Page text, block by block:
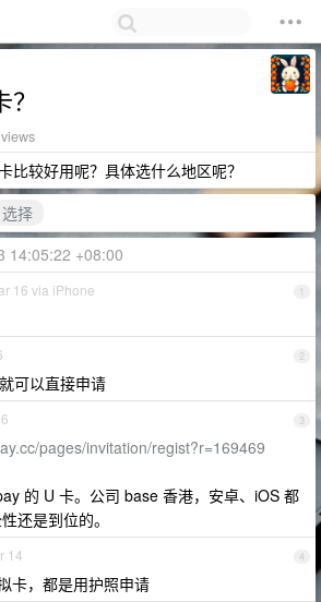
比较好用呢？具体选什么地区呢？
选择
14:05:22 +08:00
1
16 via iPhone
2
可以直接申请
3
pages/invitation/regist?r=169469
的 U 卡。公司 base 香港，安卓、iOS 都
还是到位的。
4
14
卡，都是用护照申请